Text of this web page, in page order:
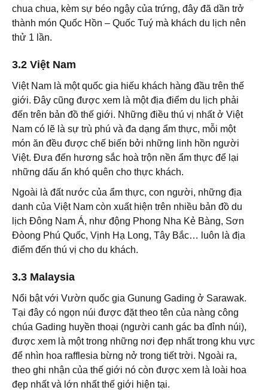
chua chua, kèm sự béo ngậy của trứng, đây đã dần trở
thành món Quốc Hồn – Quốc Tuý mà khách du lịch nên
thử 1 lần.
3.2 Việt Nam
Việt Nam là một quốc gia hiếu khách hàng đầu trên thế
giới. Đây cũng được xem là một địa điểm du lịch phải
đến trên bản đồ thế giới. Những điều thú vị nhất ở Việt
Nam có lẽ là sự trù phú và đa dạng ẩm thực, mỗi một
món ăn đều được chế biến bởi những linh hồn người
Việt. Đưa đến hương sắc hoà trộn nền ẩm thực để lại
những dấu ấn khó quên cho thực khách.
Ngoài là đất nước của ẩm thực, con người, những địa
danh của Việt Nam còn xuất hiện trên nhiều bản đồ du
lịch Đông Nam Á, như động Phong Nha Kẻ Bàng, Sơn
Đòong Phú Quốc, Vịnh Hạ Long, Tây Bắc… luôn là địa
điểm đến thú vị cho du khách.
3.3 Malaysia
Nổi bật với Vườn quốc gia Gunung Gading ở Sarawak.
Tại đây có ngọn núi được đặt theo tên của nàng công
chúa Gading huyền thoại (người canh gác ba đỉnh núi),
được xem là một trong những nơi đẹp nhất trong khu vực
để nhìn hoa rafflesia bừng nở trong tiết trời. Ngoài ra,
theo ghi nhận của thế giới nó còn được xem là loài hoa
đẹp nhất và lớn nhất thế giới hiện tại.